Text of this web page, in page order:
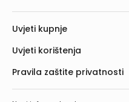
Uvjeti kupnje
Uvjeti korištenja
Pravila zaštite privatnosti